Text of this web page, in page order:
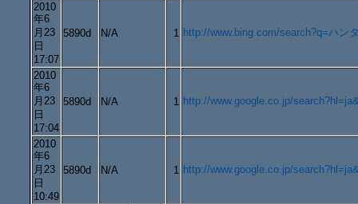
2010
年6
月23
日
17:07
5890d N/A 1 http://www.bing.com/search?q=ハ
2010
年6
月23
日
17:04
5890d N/A 1 http://www.google.co.jp/
2010
年6
月23
日
10:49
5890d N/A 1 http://www.google.co.jp/